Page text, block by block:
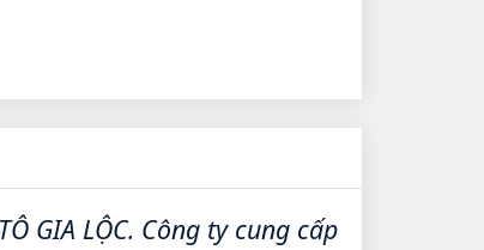
GIA LỘC. Công ty cung cấp